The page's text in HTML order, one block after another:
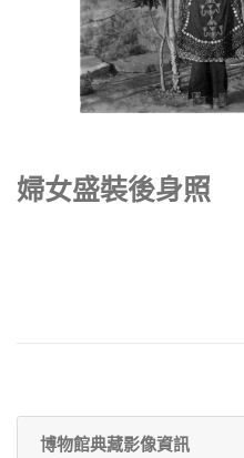
婦女盛裝後身照
博物館典藏影像資訊